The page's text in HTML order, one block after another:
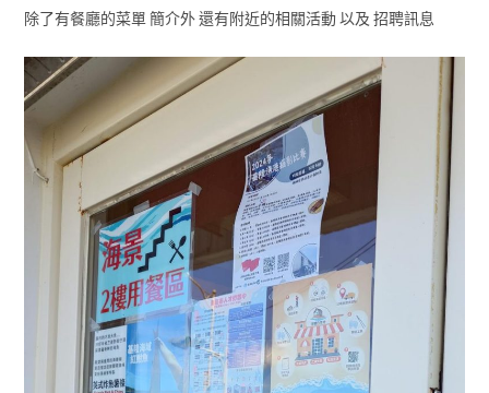
除了有餐廳的菜單 簡介外 還有附近的相關活動 以及 招聘訊息